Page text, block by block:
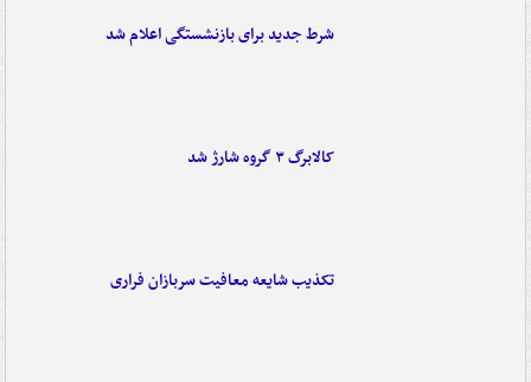
شرط جدید برای بازنشستگی اعلام شد
کالابرگ ۳ گروه شارژ شد
تکذیب شایعه معافیت سربازان فراری